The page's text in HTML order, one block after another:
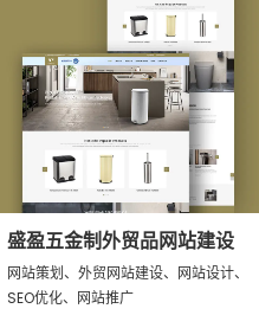
盛盈五金制外贸品网站建设
网站策划、外贸网站建设、网站设计、
SEO优化、网站推广